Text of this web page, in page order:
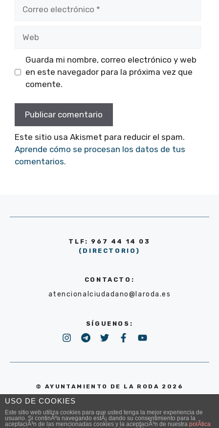
Guarda mi nombre, correo electrónico y web
en este navegador para la próxima vez que
comente.
Este sitio usa Akismet para reducir el spam.
Aprende cómo se procesan los datos de tus
comentarios.
TLF: 967 44 14 03
(DIRECTORIO)
CONTACTO:
atencionalciudadano@laroda.es
SÍGUENOS:
© AYUNTAMIENTO DE LA RODA 2026
POLÍTICA DE PRIVACIDAD
USO DE COOKIES
Este sitio web utiliza cookies para que usted tenga la mejor experiencia de
usuario. Si continÃºa navegando estÃ¡ dando su consentimiento para la
aceptaciÃ³n de las mencionadas cookies y la aceptaciÃ³n de nuestra polÃ­tica